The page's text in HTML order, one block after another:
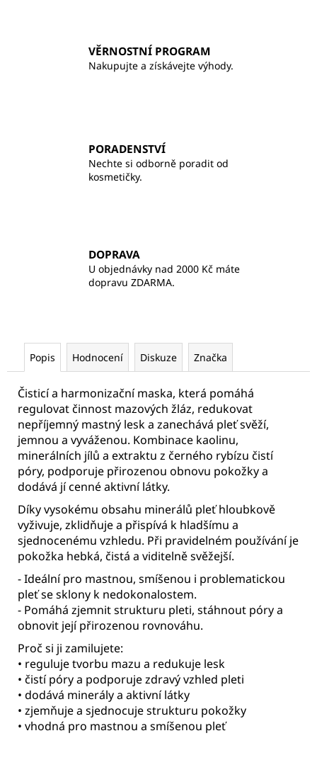
VĚRNOSTNÍ PROGRAM
Nakupujte a získávejte výhody.
PORADENSTVÍ
Nechte si odborně poradit od
kosmetičky.
DOPRAVA
U objednávky nad 2000 Kč máte
dopravu ZDARMA.
Popis Hodnocení Diskuze Značka
Čisticí a harmonizační maska, která pomáhá
regulovat činnost mazových žláz, redukovat
nepříjemný mastný lesk a zanechává pleť svěží,
jemnou a vyváženou. Kombinace kaolinu,
minerálních jílů a extraktu z černého rybízu čistí
póry, podporuje přirozenou obnovu pokožky a
dodává jí cenné aktivní látky.
Díky vysokému obsahu minerálů pleť hloubkově
vyživuje, zklidňuje a přispívá k hladšímu a
sjednocenému vzhledu. Při pravidelném používání je
pokožka hebká, čistá a viditelně svěžejší.
- Ideální pro mastnou, smíšenou i problematickou
pleť se sklony k nedokonalostem.
- Pomáhá zjemnit strukturu pleti, stáhnout póry a
obnovit její přirozenou rovnováhu.
Proč si ji zamilujete:
• reguluje tvorbu mazu a redukuje lesk
• čistí póry a podporuje zdravý vzhled pleti
• dodává minerály a aktivní látky
• zjemňuje a sjednocuje strukturu pokožky
• vhodná pro mastnou a smíšenou pleť